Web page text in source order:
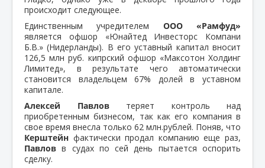
происходит следующее.
Единственным учредителем ООО «Рамфуд»
является офшор «Юнайтед Инвесторс Компани
Б.В.» (Нидерланды). В его уставный капитал вносит
126,5 млн руб. кипрский офшор «Максотон Холдинг
Лимитед», в результате чего автоматически
становится владельцем 67% долей в уставном
капитале.
Алексей Павловтеряет контроль над
приобретенным бизнесом, так как его компания в
свое время внесла только 62 млн.рублей. Поняв, что
Керштейн фактически продал компанию еще раз,
Павлов в судах по сей день пытается оспорить
сделку.